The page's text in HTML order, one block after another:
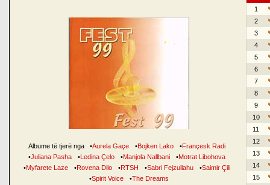
Albume të tjerë nga •Aurela Gaçe •Bojken Lako •Françesk Radi
•Juliana Pasha •Ledina Çelo •Manjola Nallbani •Motrat Libohova
•Myfarete Laze •Rovena Dilo •RTSH •Sabri Fejzullahu •Saimir Çili
•Spirit Voice •The Dreams
1
2
3
4
5
6
7
8
9
10
11
12
13
14
15